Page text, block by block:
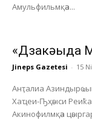
Амульфильмқәа...
«Дзакәыда
Jineps Gazetesi - 15
Анҭалиа
Хаҵеи-Ҧҳәыси
Акинофилмқәа